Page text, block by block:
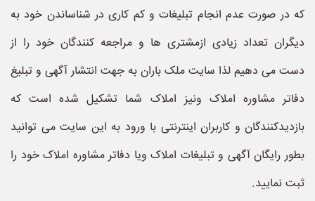
که در صورت عدم انجام تبلیغات و کم کاری در شناساندن خود به
دیگران تعداد زیادی ازمشتری ها و مراجعه کنندگان خود را از
دست می دهیم لذا سایت ملک باران به جهت انتشار آگهی و تبلیغ
دفاتر مشاوره املاک ونیز املاک شما تشکیل شده است که
بازدیدکنندگان و کاربران اینترنتی با ورود به این سایت می توانید
بطور رایگان آگهی و تبلیغات املاک ویا دفاتر مشاوره املاک خود را
ثبت نمایید.